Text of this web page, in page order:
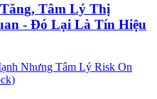
Tâm Lý Thị
- Đó Lại Là Tín Hiệu